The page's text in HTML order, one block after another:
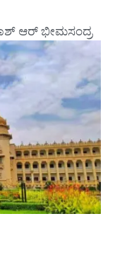
ಆರ್‌ ಭೀಮಸಂದ್ರ